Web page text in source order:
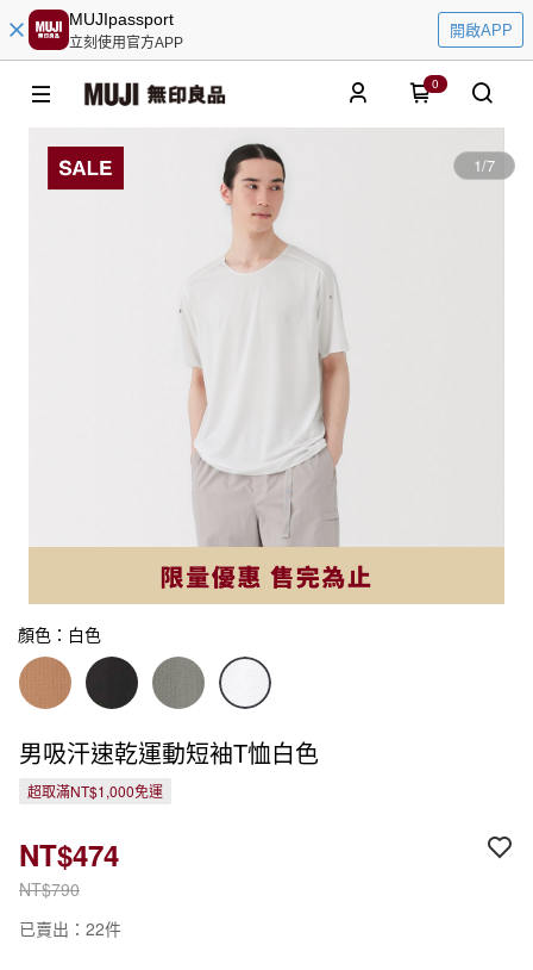
MUJIpassport
立刻使用官方APP
開啟APP
0
1/7
顏色：白色
男吸汗速乾運動短袖T恤白色
超取滿NT$1,000免運
NT$790
NT$474
已賣出：22件